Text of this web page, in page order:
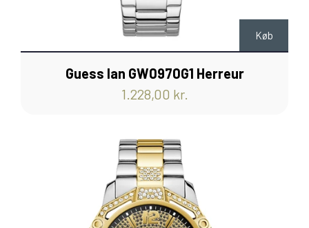
Køb
Guess Ian GW0970G1 Herreur
1.228,00 kr.